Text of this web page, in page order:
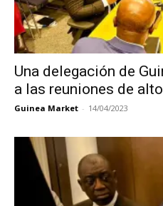
Una delegación de
a las reuniones de
Guinea Market - 14/04/2023